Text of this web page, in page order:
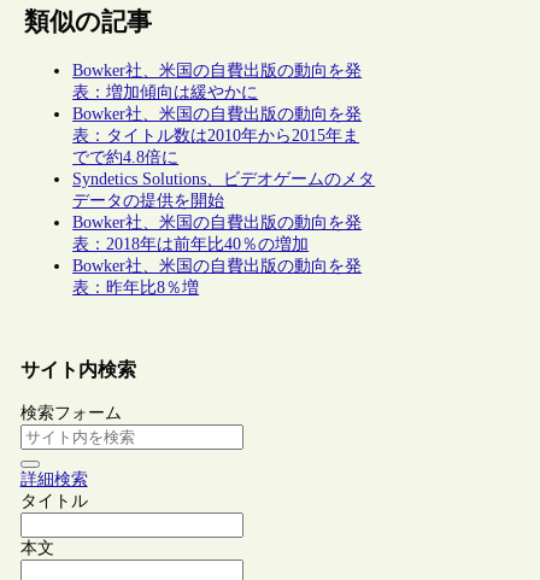
類似の記事
Bowker社、米国の自費出版の動向を発
表：増加傾向は緩やかに
Bowker社、米国の自費出版の動向を発
表：タイトル数は2010年から2015年ま
でで約4.8倍に
Syndetics Solutions、ビデオゲームのメタ
データの提供を開始
Bowker社、米国の自費出版の動向を発
表：2018年は前年比40％の増加
Bowker社、米国の自費出版の動向を発
表：昨年比8％増
サイト内検索
検索フォーム
詳細検索
タイトル
本文